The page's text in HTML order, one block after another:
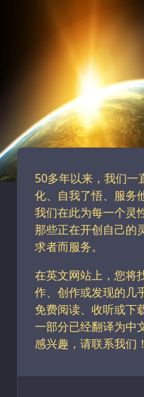
50多年以来，我们一
化、自我了悟、服务
我们在此为每一个灵
那些正在开创自己的
求者而服务。
在英文网站上，您将
作、创作或发现的几
免费阅读、收听或下
一部分已经翻译为中
感兴趣，请联系我们！